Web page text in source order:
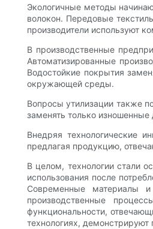
Экологичные методы
волокон. Передовые
производители используют
В производственные
Автоматизированные
Водостойкие покрытия
окружающей среды.
Вопросы утилизации также
заменять только
Внедряя технологические
предлагая продукцию,
В целом, технологии стали
использования после
Современные материалы и
производственные
функциональности,
технологиях,